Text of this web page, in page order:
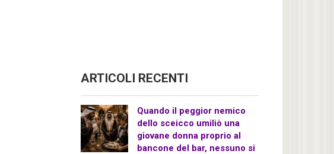
ARTICOLI RECENTI
Quando il peggior nemico
dello sceicco umiliò una
giovane donna proprio al
bancone del bar, nessuno si